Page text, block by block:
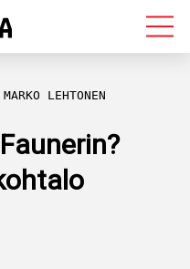
MARKO LEHTONEN